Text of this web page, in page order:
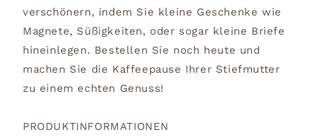
verschönern, indem Sie kleine Geschenke wie
Magnete, Süßigkeiten, oder sogar kleine Briefe
hineinlegen. Bestellen Sie noch heute und
machen Sie die Kaffeepause Ihrer Stiefmutter
zu einem echten Genuss!
PRODUKTINFORMATIONEN